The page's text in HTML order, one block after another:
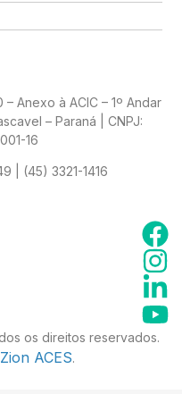
Anexo à ACIC – 1º Andar
– Paraná | CNPJ:
16
| (45) 3321-1416
os direitos reservados.
Zion ACES.